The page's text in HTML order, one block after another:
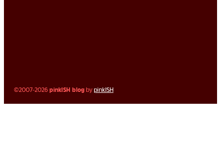
©2007-2026pinkISH blog bypinkISH